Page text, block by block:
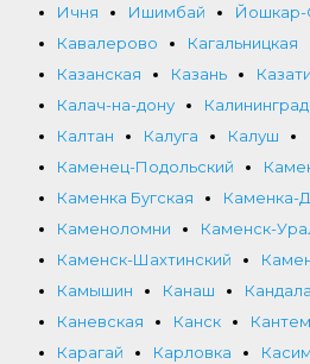
Ичня
Ишимбай Йошкар-
Кавалерово
Кагальницкая
Казанская
Казань
Калач-на-дону
Калининград
Калтан
Калуга Калуш
Каменец-Подольский
Каменка Бугская
Каменка-
Каменоломни
Каменск-
Каменск-Шахтинский
Камышин
Канаш
Каневская
Канск
Карагай
Карловка